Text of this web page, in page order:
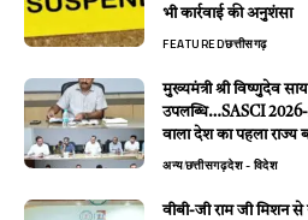
भी कार्रवाई की अनुशंसा
FEATUREDछत्तीसगढ़
मुख्यमंत्री श्री विष्णुदेव
उपलब्धि…SASCI 2026-
वाला देश का पहला राज्य
अन्यछत्तीसगढ़देश - विदेश
वीबी-जी राम जी मिशन से